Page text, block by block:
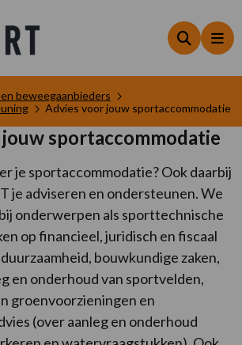
Zoeken
beweegaanbieders
Advies voor jouw sportaccommodatie
sportaccommodatie
je sportaccommodatie? Ook daarbij
je adviseren en ondersteunen. We
onderwerpen als sporttechnische
op financieel, juridisch en fiscaal
bouwkundige zaken,
en onderhoud van sportvelden,
groenvoorzieningen en
(over aanleg en onderhoud